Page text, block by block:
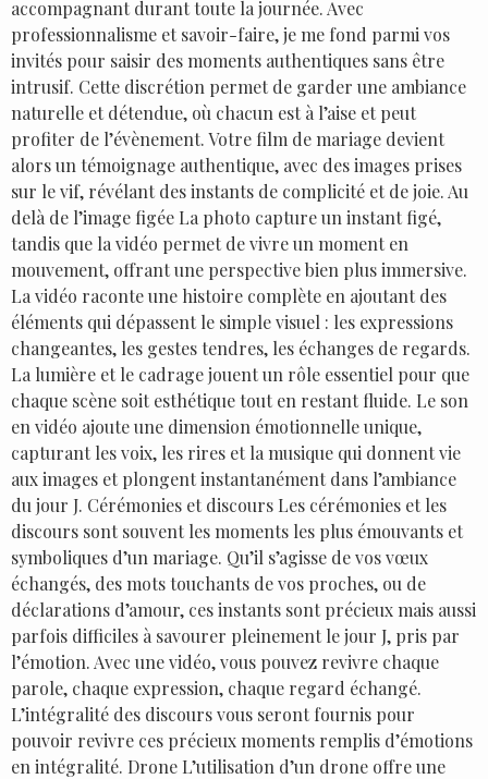
accompagnant durant toute la journée. Avec
professionnalisme et savoir-faire, je me fond parmi vos
invités pour saisir des moments authentiques sans être
intrusif. Cette discrétion permet de garder une ambiance
naturelle et détendue, où chacun est à l’aise et peut
profiter de l’évènement. Votre film de mariage devient
alors un témoignage authentique, avec des images prises
sur le vif, révélant des instants de complicité et de joie. Au
delà de l’image figée La photo capture un instant figé,
tandis que la vidéo permet de vivre un moment en
mouvement, offrant une perspective bien plus immersive.
La vidéo raconte une histoire complète en ajoutant des
éléments qui dépassent le simple visuel : les expressions
changeantes, les gestes tendres, les échanges de regards.
La lumière et le cadrage jouent un rôle essentiel pour que
chaque scène soit esthétique tout en restant fluide. Le son
en vidéo ajoute une dimension émotionnelle unique,
capturant les voix, les rires et la musique qui donnent vie
aux images et plongent instantanément dans l’ambiance
du jour J. Cérémonies et discours Les cérémonies et les
discours sont souvent les moments les plus émouvants et
symboliques d’un mariage. Qu’il s’agisse de vos vœux
échangés, des mots touchants de vos proches, ou de
déclarations d’amour, ces instants sont précieux mais aussi
parfois difficiles à savourer pleinement le jour J, pris par
l’émotion. Avec une vidéo, vous pouvez revivre chaque
parole, chaque expression, chaque regard échangé.
L’intégralité des discours vous seront fournis pour
pouvoir revivre ces précieux moments remplis d’émotions
en intégralité. Drone L’utilisation d’un drone offre une